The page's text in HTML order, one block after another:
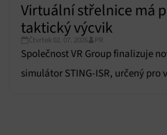
Virtuální střelnice má
taktický výcvik
Čtvrtek 02. 07. 2026 PR
Společnost VR Group finalizuje
simulátor STING-ISR, určený pro